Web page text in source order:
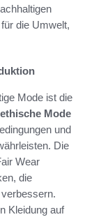
die Umwelt,
Mode ist die
ethische Mode
und
Die
Wear
die
Kleidung auf